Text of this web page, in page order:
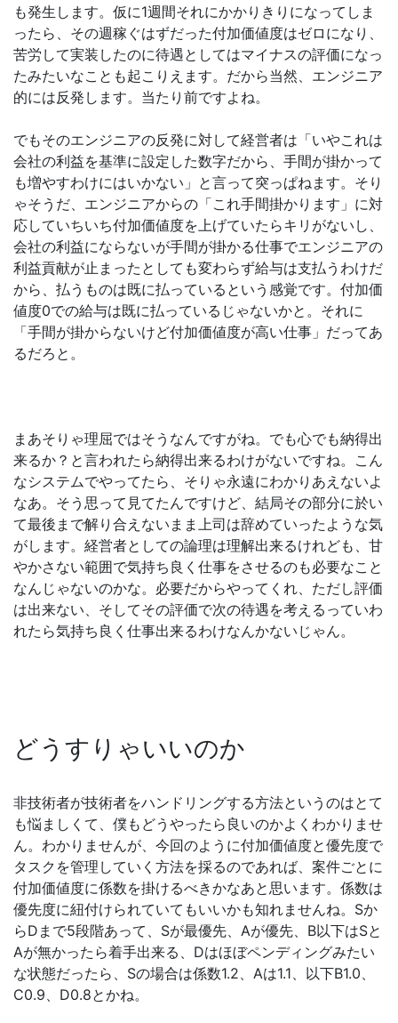
も発生します。仮に1週間それにかかりきりになってしま
ったら、その週稼ぐはずだった付加価値度はゼロになり、
苦労して実装したのに待遇としてはマイナスの評価になっ
たみたいなことも起こりえます。だから当然、エンジニア
的には反発します。当たり前ですよね。
でもそのエンジニアの反発に対して経営者は「いやこれは
会社の利益を基準に設定した数字だから、手間が掛かって
も増やすわけにはいかない」と言って突っぱねます。そり
ゃそうだ、エンジニアからの「これ手間掛かります」に対
応していちいち付加価値度を上げていたらキリがないし、
会社の利益にならないが手間が掛かる仕事でエンジニアの
利益貢献が止まったとしても変わらず給与は支払うわけだ
から、払うものは既に払っているという感覚です。付加価
値度0での給与は既に払っているじゃないかと。それに
「手間が掛からないけど付加価値度が高い仕事」だってあ
るだろと。
まあそりゃ理屈ではそうなんですがね。でも心でも納得出
来るか？と言われたら納得出来るわけがないですね。こん
なシステムでやってたら、そりゃ永遠にわかりあえないよ
なあ。そう思って見てたんですけど、結局その部分に於い
て最後まで解り合えないまま上司は辞めていったような気
がします。経営者としての論理は理解出来るけれども、甘
やかさない範囲で気持ち良く仕事をさせるのも必要なこと
なんじゃないのかな。必要だからやってくれ、ただし評価
は出来ない、そしてその評価で次の待遇を考えるっていわ
れたら気持ち良く仕事出来るわけなんかないじゃん。
どうすりゃいいのか
非技術者が技術者をハンドリングする方法というのはとて
も悩ましくて、僕もどうやったら良いのかよくわかりませ
ん。わかりませんが、今回のように付加価値度と優先度で
タスクを管理していく方法を採るのであれば、案件ごとに
付加価値度に係数を掛けるべきかなあと思います。係数は
優先度に紐付けられていてもいいかも知れませんね。Sか
らDまで5段階あって、Sが最優先、Aが優先、B以下はSと
Aが無かったら着手出来る、Dはほぼペンディングみたい
な状態だったら、Sの場合は係数1.2、Aは1.1、以下B1.0、
C0.9、D0.8とかね。